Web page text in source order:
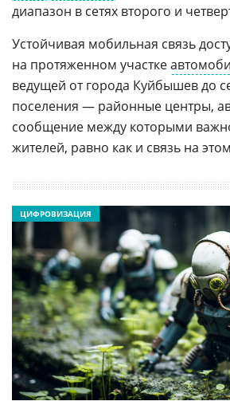
диапазон в сетях второго и
Устойчивая мобильная связь
на протяженном участке
ведущей от города Куйбышев до
поселения — районные центры,
сообщение между которыми
жителей, равно как и связь на
ЦИФРОВИЗАЦИЯ